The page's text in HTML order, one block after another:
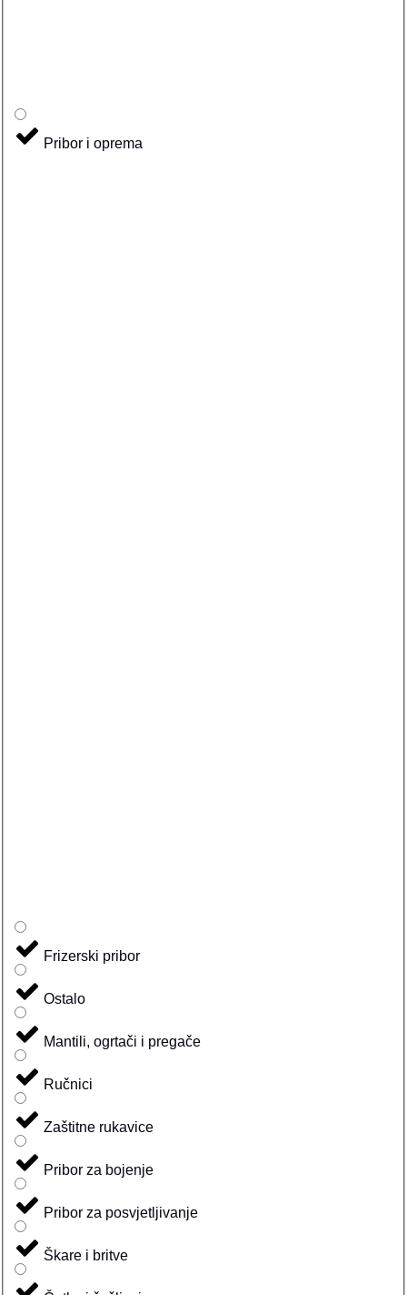
Pribor i oprema
Frizerski pribor
Ostalo
Mantili, ogrtači i pregače
Ručnici
Zaštitne rukavice
Pribor za bojenje
Pribor za posvjetljivanje
Škare i britve